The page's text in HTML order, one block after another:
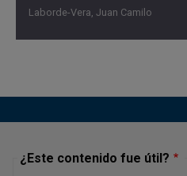
Laborde-Vera, Juan Camilo
diferenciados), la intensidad
Resultados
Un aumento inesperado de la
monetaria genera una “curva
¿Este contenido fue útil?